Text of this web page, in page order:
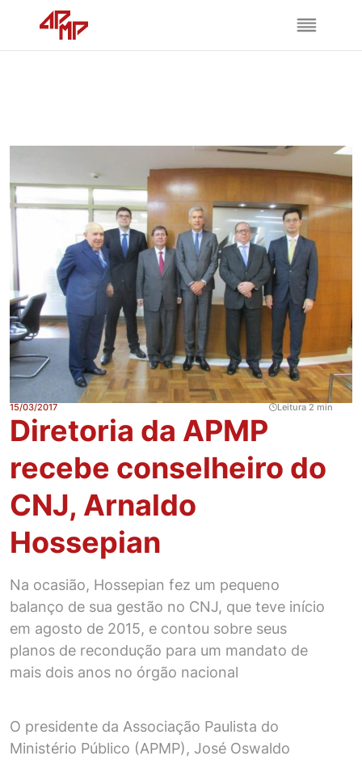
15/03/2017 Leitura 2 min
Diretoria da APMP
recebe conselheiro do
CNJ, Arnaldo
Hossepian
Na ocasião, Hossepian fez um pequeno
balanço de sua gestão no CNJ, que teve início
em agosto de 2015, e contou sobre seus
planos de recondução para um mandato de
mais dois anos no órgão nacional
O presidente da Associação Paulista do
Ministério Público (APMP), José Oswaldo